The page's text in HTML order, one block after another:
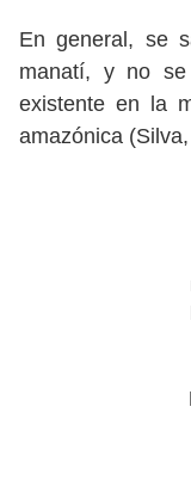
En general, se
manatí, y no se
existente en la
amazónica